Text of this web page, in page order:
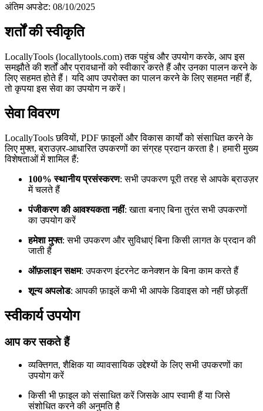
टूल की त्वरित खोज
अंतिम अपडेट: 08/10/2025
शर्तों की स्वीकृति
LocallyTools (locallytools.com) तक पहुंच और उपयोग करके, आप इस
समझौते की शर्तों और प्रावधानों को स्वीकार करते हैं और उनका पालन करने के
लिए सहमत होते हैं। यदि आप उपरोक्त का पालन करने के लिए सहमत नहीं हैं,
तो कृपया इस सेवा का उपयोग न करें।
सेवा विवरण
LocallyTools छवियों, PDF फ़ाइलों और विकास कार्यों को संसाधित करने के
लिए मुफ्त, ब्राउज़र-आधारित उपकरणों का संग्रह प्रदान करता है। हमारी मुख्य
विशेषताओं में शामिल हैं:
100% स्थानीय प्रसंस्करण: सभी उपकरण पूरी तरह से आपके ब्राउज़र
में चलते हैं
पंजीकरण की आवश्यकता नहीं: खाता बनाए बिना तुरंत सभी उपकरणों
का उपयोग करें
हमेशा मुफ्त: सभी उपकरण और सुविधाएं बिना किसी लागत के प्रदान की
जाती हैं
ऑफ़लाइन सक्षम: उपकरण इंटरनेट कनेक्शन के बिना काम करते हैं
शून्य अपलोड: आपकी फ़ाइलें कभी भी आपके डिवाइस को नहीं छोड़तीं
स्वीकार्य उपयोग
आप कर सकते हैं
व्यक्तिगत, शैक्षिक या व्यावसायिक उद्देश्यों के लिए सभी उपकरणों का
उपयोग करें
किसी भी फ़ाइल को संसाधित करें जिसके आप स्वामी हैं या जिसे
संशोधित करने की अनुमति है